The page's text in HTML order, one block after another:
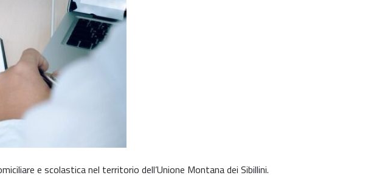
e scolastica nel territorio dell’Unione Montana dei Sibillini.